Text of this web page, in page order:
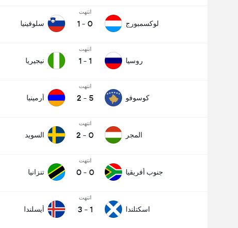
لوكسمبورج
انتهت
0
-
1 سلوفينيا
روسيا
انتهت
1
-
1 نيجيريا
كوسوفو
انتهت
5
-
2 أرمينيا
المجر
انتهت
0
-
2 السويد
جنوب أفريقيا
انتهت
0
-
0 تنزانيا
اسكتلندا
انتهت
1
-
3 أيسلندا